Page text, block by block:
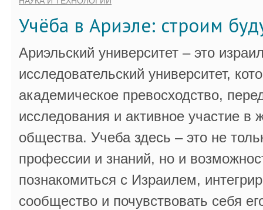
Учёба в Ариэле: строим
Ариэльский университет – это
исследовательский университет,
академическое превосходство,
исследования и активное участие в
общества. Учеба здесь – это не
профессии и знаний, но и
познакомиться с Израилем,
сообщество и почувствовать себя